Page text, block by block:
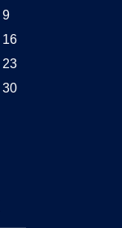
9
16
23
30